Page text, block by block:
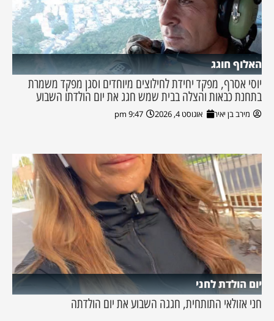
האלוף חוגג
יוסי אסרף, מפקד יחידת לחילוצים מיוחדים וסגן מפקד משמרת
בתחנת כבאות והצלה בבית שמש חגג את יום הולדתו השבוע
מירב בן יאיר אוגוסט 4, 2026 9:47 pm
יום הולדת לחני
חני אזולאי התותחית, חגגה השבוע את יום הולדתה